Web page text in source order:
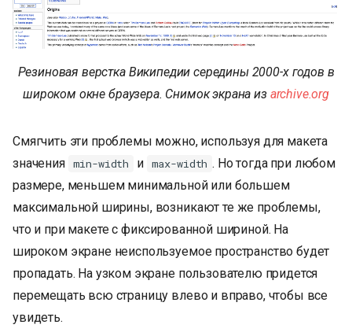
Резиновая верстка Википедии середины 2000-х годов в
широком окне браузера. Снимок экрана из archive.org
Смягчить эти проблемы можно, используя для макета
значения min-width и max-width . Но тогда при любом
размере, меньшем минимальной или большем
максимальной ширины, возникают те же проблемы,
что и при макете с фиксированной шириной. На
широком экране неиспользуемое пространство будет
пропадать. На узком экране пользователю придется
перемещать всю страницу влево и вправо, чтобы все
увидеть.